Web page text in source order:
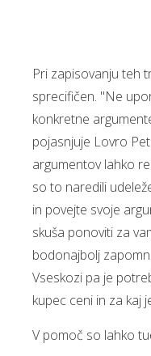
Pri zapisovanju teh
sprecifičen. "Ne
konkretne
pojasnjuje Lovro
argumentov lahko
so to naredili
in povejte svoje
skuša ponoviti za
bodonajbolj
Vseskozi pa je
kupec ceni in za kaj
V pomoč so lahko